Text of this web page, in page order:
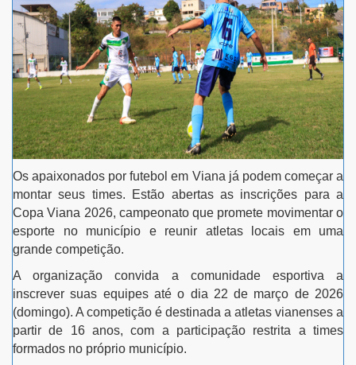
Os apaixonados por futebol em Viana já podem começar a
montar seus times. Estão abertas as inscrições para a
Copa Viana 2026, campeonato que promete movimentar o
esporte no município e reunir atletas locais em uma
grande competição.
A organização convida a comunidade esportiva a
inscrever suas equipes até o dia 22 de março de 2026
(domingo). A competição é destinada a atletas vianenses a
partir de 16 anos, com a participação restrita a times
formados no próprio município.